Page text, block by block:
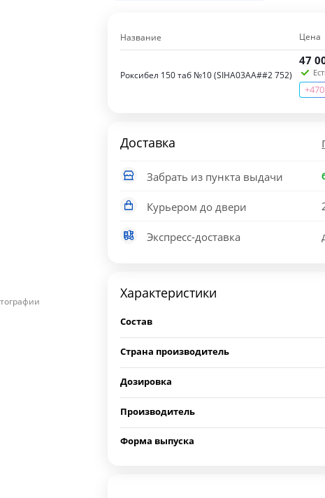
Название Цена
Роксибел 150 таб №10 (SIHA03AA##2 752)
47
Доставка
Забрать из пункта выдачи
Курьером до двери
Экспресс-доставка
Характеристики
Состав
Страна производитель
Дозировка
Производитель
Форма выпуска